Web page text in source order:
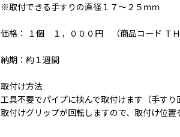
※取付できる手すりの直径１７〜２５ｍｍ
価格： １個 １，０００円 （商品コード ＴＨ-
納期：約１週間
取付け方法
工具不要でパイプに挟んで取付けます（手すり
取付けグリップが回転しますので、取付け位置